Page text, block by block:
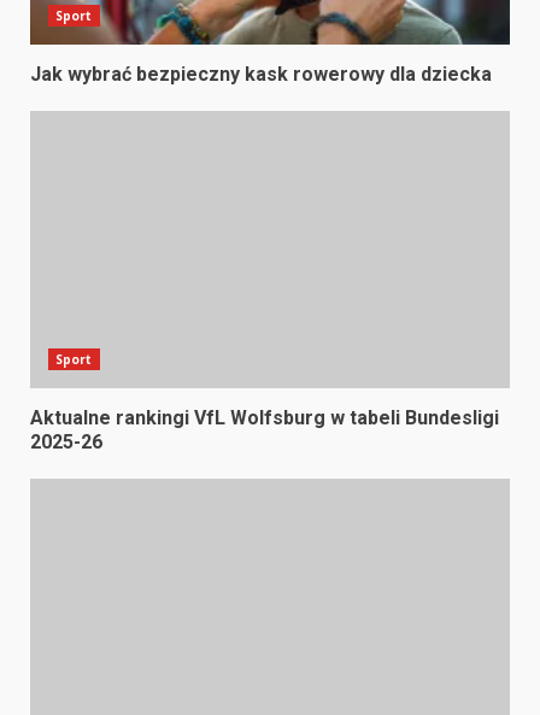
Sport
Jak wybrać bezpieczny kask rowerowy dla dziecka
Sport
Aktualne rankingi VfL Wolfsburg w tabeli Bundesligi
2025-26